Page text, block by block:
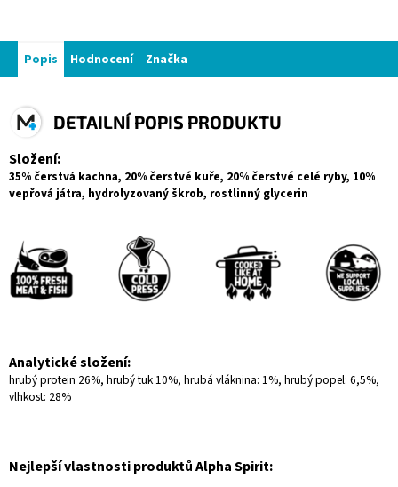
Popis Hodnocení Značka
DETAILNÍ POPIS PRODUKTU
Složení:
35% čerstvá kachna, 20% čerstvé kuře, 20% čerstvé celé ryby, 10%
vepřová játra, hydrolyzovaný škrob, rostlinný glycerin
Analytické složení:
hrubý protein 26%, hrubý tuk 10%, hrubá vláknina: 1%, hrubý popel: 6,5%,
vlhkost: 28%
Nejlepší vlastnosti produktů Alpha Spirit: